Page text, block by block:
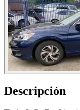
Descripción